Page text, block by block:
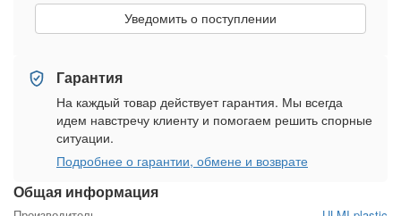
Общая информация
Уведомить о поступлении
Гарантия
На каждый товар действует гарантия. Мы всегда
идем навстречу клиенту и помогаем решить спорные
ситуации.
Подробнее о гарантии, обмене и возврате